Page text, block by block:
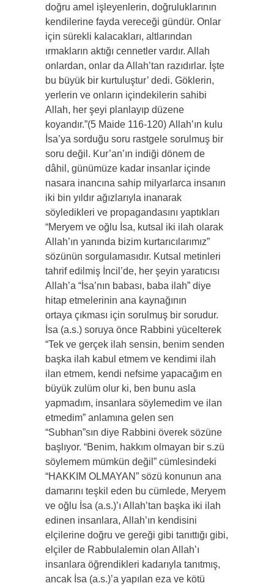
doğru amel işleyenlerin, doğruluklarının
kendilerine fayda vereceği gündür. Onlar
için sürekli kalacakları, altlarından
ırmakların aktığı cennetler vardır. Allah
onlardan, onlar da Allah’tan razıdırlar. İşte
bu büyük bir kurtuluştur’ dedi. Göklerin,
yerlerin ve onların içindekilerin sahibi
Allah, her şeyi planlayıp düzene
koyandır.”(5 Maide 116-120) Allah’ın kulu
İsa’ya sorduğu soru rastgele sorulmuş bir
soru değil. Kur’an’ın indiği dönem de
dâhil, günümüze kadar insanlar içinde
nasara inancına sahip milyarlarca insanın
iki bin yıldır ağızlarıyla inanarak
söyledikleri ve propagandasını yaptıkları
“Meryem ve oğlu İsa, kutsal iki ilah olarak
Allah’ın yanında bizim kurtarıcılarımız”
sözünün sorgulamasıdır. Kutsal metinleri
tahrif edilmiş İncil’de, her şeyin yaratıcısı
Allah’a “İsa’nın babası, baba ilah” diye
hitap etmelerinin ana kaynağının
ortaya çıkması için sorulmuş bir sorudur.
İsa (a.s.) soruya önce Rabbini yücelterek
“Tek ve gerçek ilah sensin, benim senden
başka ilah kabul etmem ve kendimi ilah
ilan etmem, kendi nefsime yapacağım en
büyük zulüm olur ki, ben bunu asla
yapmadım, insanlara söylemedim ve ilan
etmedim” anlamına gelen sen
“Subhan”sın diye Rabbini överek sözüne
başlıyor. “Benim, hakkım olmayan bir s.zü
söylemem mümkün değil” cümlesindeki
“HAKKIM OLMAYAN” sözü konunun ana
damarını teşkil eden bu cümlede, Meryem
ve oğlu İsa (a.s.)’ı Allah’tan başka iki ilah
edinen insanlara, Allah’ın kendisini
elçilerine doğru ve gereği gibi tanıttığı gibi,
elçiler de Rabbulalemin olan Allah’ı
insanlara öğrendikleri kadarıyla tanıtmış,
ancak İsa (a.s.)’a yapılan eza ve kötü